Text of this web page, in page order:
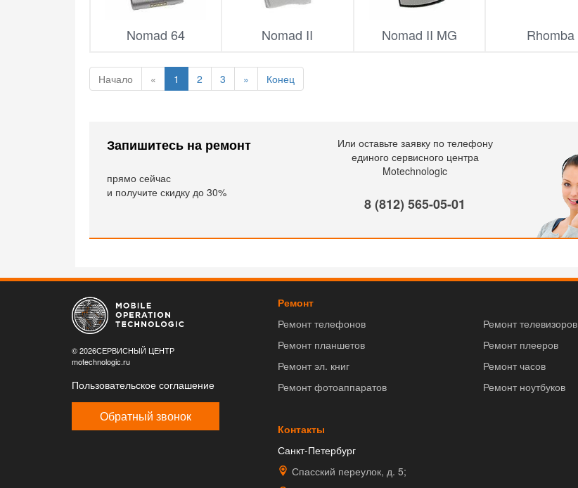
Nomad 64 Nomad II Nomad II MG Rhomba
Начало « 1 2 3 » Конец
Запишитесь на ремонт
прямо сейчас
и получите скидку до 30%
Или оставьте заявку по телефону
единого сервисного центра
Motechnologic
8 (812) 565-05-01
© 2026СЕРВИСНЫЙ ЦЕНТР
motechnologic.ru
Пользовательское соглашение
Обратный звонок
Ремонт
Ремонт телефонов
Ремонт планшетов
Ремонт эл. книг
Ремонт фотоаппаратов
Ремонт телевизоров
Ремонт плееров
Ремонт часов
Ремонт ноутбуков
Контакты
Санкт-Петербург
Спасский переулок, д. 5;